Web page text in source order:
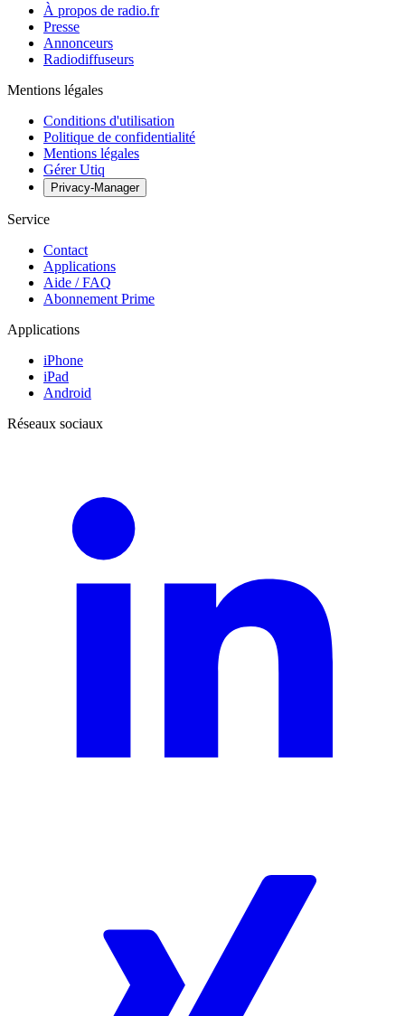
À propos de radio.fr
Presse
Annonceurs
Radiodiffuseurs
Mentions légales
Conditions d'utilisation
Politique de confidentialité
Mentions légales
Gérer Utiq
Privacy-Manager
Service
Contact
Applications
Aide / FAQ
Abonnement Prime
Applications
iPhone
iPad
Android
Réseaux sociaux